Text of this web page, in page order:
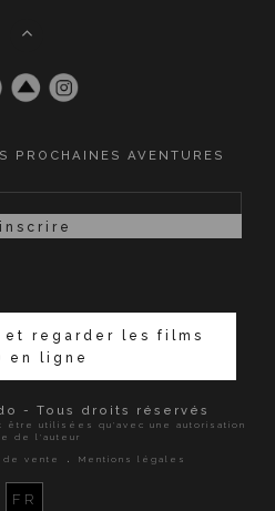
PROCHAINES AVENTURES
regarder les films
en ligne
- Tous droits réservés
utilisées qu'avec une autorisation
de l'auteur
de vente
. Mentions légales
FR